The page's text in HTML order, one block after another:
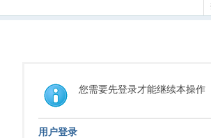
您需要先登录才能继续本操作
用户登录